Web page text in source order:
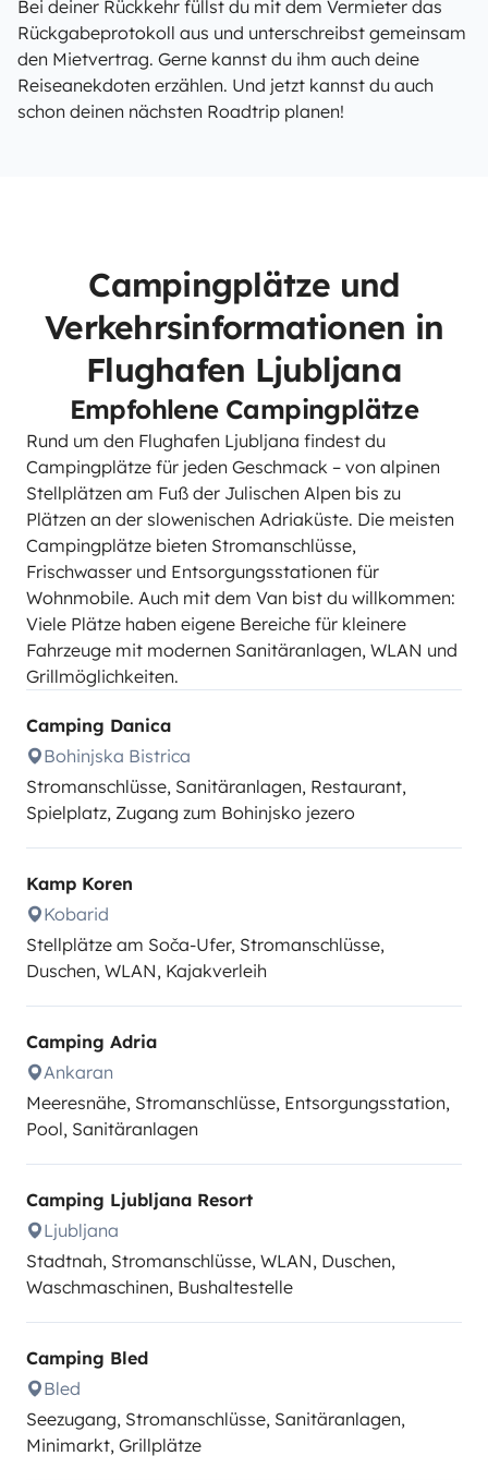
Bei deiner Rückkehr füllst du mit dem Vermieter das
Rückgabeprotokoll aus und unterschreibst gemeinsam
den Mietvertrag. Gerne kannst du ihm auch deine
Reiseanekdoten erzählen. Und jetzt kannst du auch
schon deinen nächsten Roadtrip planen!
Campingplätze und
Verkehrsinformationen in
Flughafen Ljubljana
Empfohlene Campingplätze
Rund um den Flughafen Ljubljana findest du
Campingplätze für jeden Geschmack – von alpinen
Stellplätzen am Fuß der Julischen Alpen bis zu
Plätzen an der slowenischen Adriaküste. Die meisten
Campingplätze bieten Stromanschlüsse,
Frischwasser und Entsorgungsstationen für
Wohnmobile. Auch mit dem Van bist du willkommen:
Viele Plätze haben eigene Bereiche für kleinere
Fahrzeuge mit modernen Sanitäranlagen, WLAN und
Grillmöglichkeiten.
Camping Danica
Bohinjska Bistrica
Stromanschlüsse, Sanitäranlagen, Restaurant,
Spielplatz, Zugang zum Bohinjsko jezero
Kamp Koren
Kobarid
Stellplätze am Soča-Ufer, Stromanschlüsse,
Duschen, WLAN, Kajakverleih
Camping Adria
Ankaran
Meeresnähe, Stromanschlüsse, Entsorgungsstation,
Pool, Sanitäranlagen
Camping Ljubljana Resort
Ljubljana
Stadtnah, Stromanschlüsse, WLAN, Duschen,
Waschmaschinen, Bushaltestelle
Camping Bled
Bled
Seezugang, Stromanschlüsse, Sanitäranlagen,
Minimarkt, Grillplätze